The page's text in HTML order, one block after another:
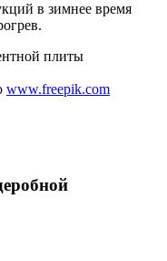
в зимнее время
www.freepik.com